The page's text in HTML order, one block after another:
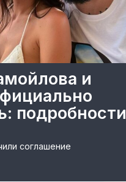
и
подробности
соглашение